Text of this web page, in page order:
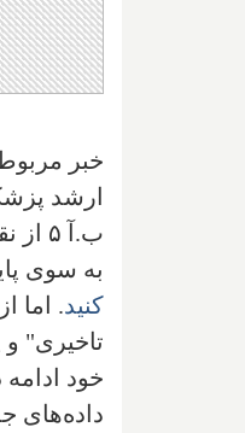
خبر
ارشد
به سوی
کنید. اما
تاخیری"
خود
داده‌های